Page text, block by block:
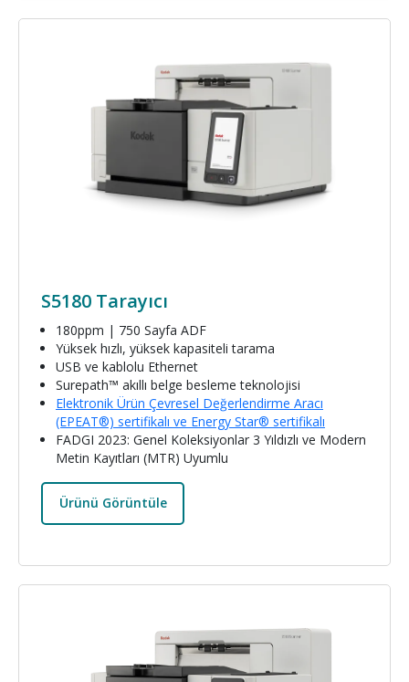
Resim
S5180 Tarayıcı
180ppm | 750 Sayfa ADF
Yüksek hızlı, yüksek kapasiteli tarama
USB ve kablolu Ethernet
Surepath™ akıllı belge besleme teknolojisi
Elektronik Ürün Çevresel Değerlendirme Aracı
(EPEAT®) sertifikalı ve Energy Star® sertifikalı
FADGI 2023: Genel Koleksiyonlar 3 Yıldızlı ve Modern
Metin Kayıtları (MTR) Uyumlu
Ürünü Görüntüle
Resim